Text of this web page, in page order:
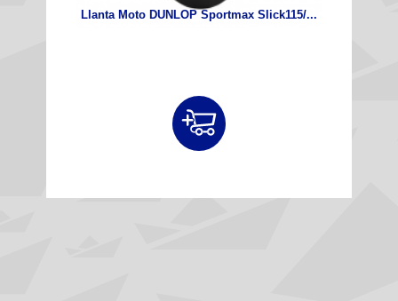
Llanta Moto DUNLOP Sportmax Slick115/...